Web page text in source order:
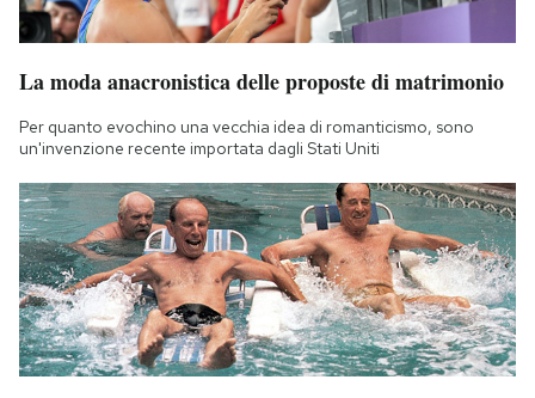
La moda anacronistica delle proposte di matrimonio
Per quanto evochino una vecchia idea di romanticismo, sono
un'invenzione recente importata dagli Stati Uniti